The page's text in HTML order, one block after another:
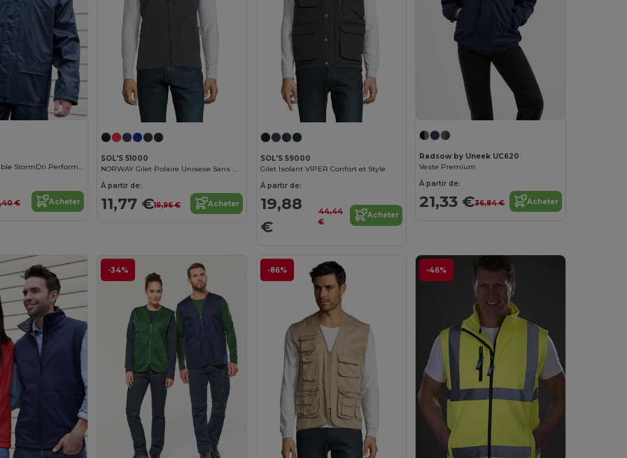
€ Acheter
SOL'S 51000
NORWAY Gilet Polaire Unisexe Sans Manches
À partir de:
11,77 €19,96 € Acheter
SOL'S 59000
Gilet Isolant VIPER Confort et Style
À partir de:
19,88
€
44,44
€
Acheter
Radsow by Uneek UC620
Veste Premium
À partir de:
21,33 €36,84 € Acheter
-34% -86% -46%